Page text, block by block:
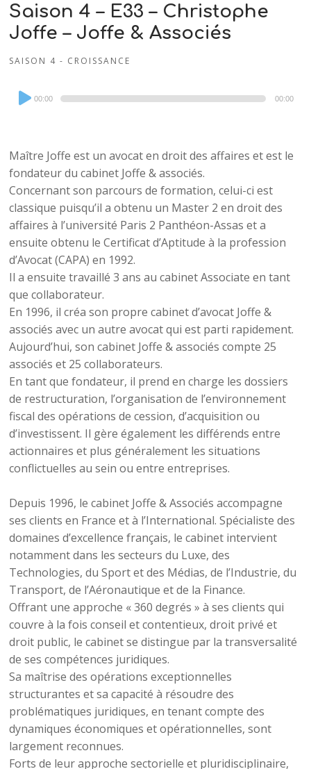
Saison 4 – E33 – Christophe
Joffe – Joffe & Associés
SAISON 4 - CROISSANCE
Audio
Player
00:00 00:00
Maître Joffe est un avocat en droit des affaires et est le
fondateur du cabinet Joffe & associés.
Concernant son parcours de formation, celui-ci est
classique puisqu’il a obtenu un Master 2 en droit des
affaires à l’université Paris 2 Panthéon-Assas et a
ensuite obtenu le Certificat d’Aptitude à la profession
d’Avocat (CAPA) en 1992.
Il a ensuite travaillé 3 ans au cabinet Associate en tant
que collaborateur.
En 1996, il créa son propre cabinet d’avocat Joffe &
associés avec un autre avocat qui est parti rapidement.
Aujourd’hui, son cabinet Joffe & associés compte 25
associés et 25 collaborateurs.
En tant que fondateur, il prend en charge les dossiers
de restructuration, l’organisation de l’environnement
fiscal des opérations de cession, d’acquisition ou
d’investissent. Il gère également les différends entre
actionnaires et plus généralement les situations
conflictuelles au sein ou entre entreprises.
Depuis 1996, le cabinet Joffe & Associés accompagne
ses clients en France et à l’International. Spécialiste des
domaines d’excellence français, le cabinet intervient
notamment dans les secteurs du Luxe, des
Technologies, du Sport et des Médias, de l’Industrie, du
Transport, de l’Aéronautique et de la Finance.
Offrant une approche « 360 degrés » à ses clients qui
couvre à la fois conseil et contentieux, droit privé et
droit public, le cabinet se distingue par la transversalité
de ses compétences juridiques.
Sa maîtrise des opérations exceptionnelles
structurantes et sa capacité à résoudre des
problématiques juridiques, en tenant compte des
dynamiques économiques et opérationnelles, sont
largement reconnues.
Forts de leur approche sectorielle et pluridisciplinaire,